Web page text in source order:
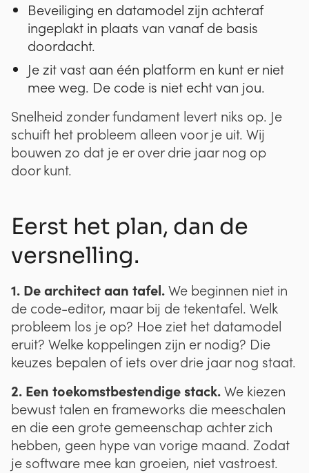
Beveiliging en datamodel zijn achteraf
ingeplakt in plaats van vanaf de basis
doordacht.
Je zit vast aan één platform en kunt er niet
mee weg. De code is niet echt van jou.
Snelheid zonder fundament levert niks op. Je
schuift het probleem alleen voor je uit. Wij
bouwen zo dat je er over drie jaar nog op
door kunt.
Eerst het plan, dan de
versnelling.
1. De architect aan tafel.We beginnen niet in
de code-editor, maar bij de tekentafel. Welk
probleem los je op? Hoe ziet het datamodel
eruit? Welke koppelingen zijn er nodig? Die
keuzes bepalen of iets over drie jaar nog staat.
2. Een toekomstbestendige stack.We kiezen
bewust talen en frameworks die meeschalen
en die een grote gemeenschap achter zich
hebben, geen hype van vorige maand. Zodat
je software mee kan groeien, niet vastroest.